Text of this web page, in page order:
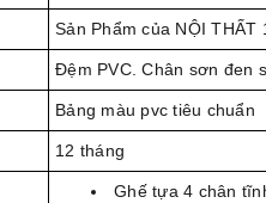
Sản Phẩm của NỘI THẤT
Đệm PVC. Chân sơn đen
Bảng màu pvc tiêu chuẩn
12 tháng
Ghế tựa 4 chân